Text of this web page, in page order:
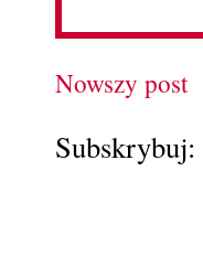
Nowszy post
Subskrybuj: